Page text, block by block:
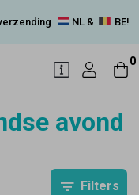
NL & BE!
0
avond
Filters